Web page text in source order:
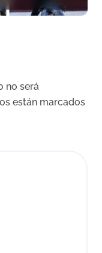
no será
están marcados